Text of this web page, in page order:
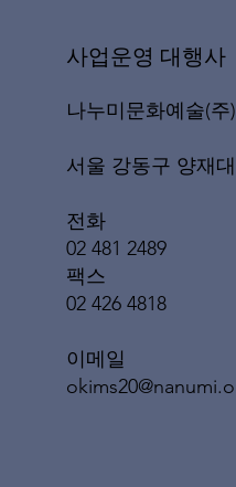
​사업운영 대행사
나누미문화예술(주)
서울 강동구 양재
전화
02 481 2489
팩스
02 426 4818
이메일